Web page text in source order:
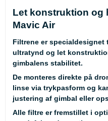
Let konstruktion og
Mavic Air
Filtrene er specialdesignet
ultratynd og let
gimbalens stabilitet.
De monteres direkte på
linse via trykpasform og
justering af gimbal eller
Alle filtre er fremstillet i